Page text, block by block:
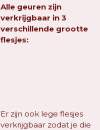
Alle geuren zijn
verkrijgbaar in 3
verschillende grootte
flesjes:
Er zijn ook lege flesjes
verkrijgbaar zodat je die